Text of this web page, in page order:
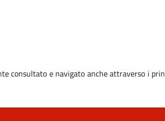
consultato e navigato anche attraverso i